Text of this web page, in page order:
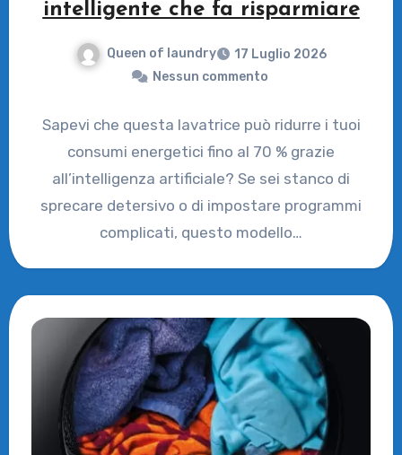
intelligente che fa risparmiare
Queen of laundry
17 Luglio 2026
Nessun commento
Sapevi che questa lavatrice può ridurre i tuoi
consumi energetici fino al 70 % grazie
all’intelligenza artificiale? Se sei stanco di
sprecare detersivo o di impostare programmi
complicati, questo modello…